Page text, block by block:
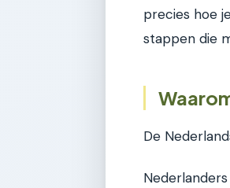
precies hoe
stappen die
De